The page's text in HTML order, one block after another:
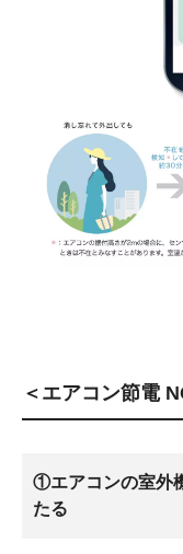
＜エアコン節電
①エアコンの室外
たる